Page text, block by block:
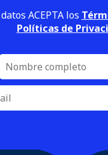
ACEPTA los
Políticas de